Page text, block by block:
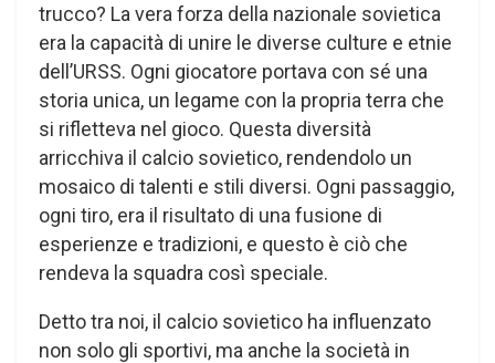
trucco? La vera forza della nazionale sovietica
era la capacità di unire le diverse culture e etnie
dell’URSS. Ogni giocatore portava con sé una
storia unica, un legame con la propria terra che
si rifletteva nel gioco. Questa diversità
arricchiva il calcio sovietico, rendendolo un
mosaico di talenti e stili diversi. Ogni passaggio,
ogni tiro, era il risultato di una fusione di
esperienze e tradizioni, e questo è ciò che
rendeva la squadra così speciale.
Detto tra noi, il calcio sovietico ha influenzato
non solo gli sportivi, ma anche la società in